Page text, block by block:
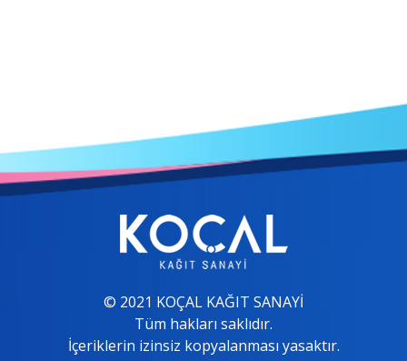
© 2021 KOÇAL KAĞIT SANAYİ
Tüm hakları saklıdır.
İçeriklerin izinsiz kopyalanması yasaktır.